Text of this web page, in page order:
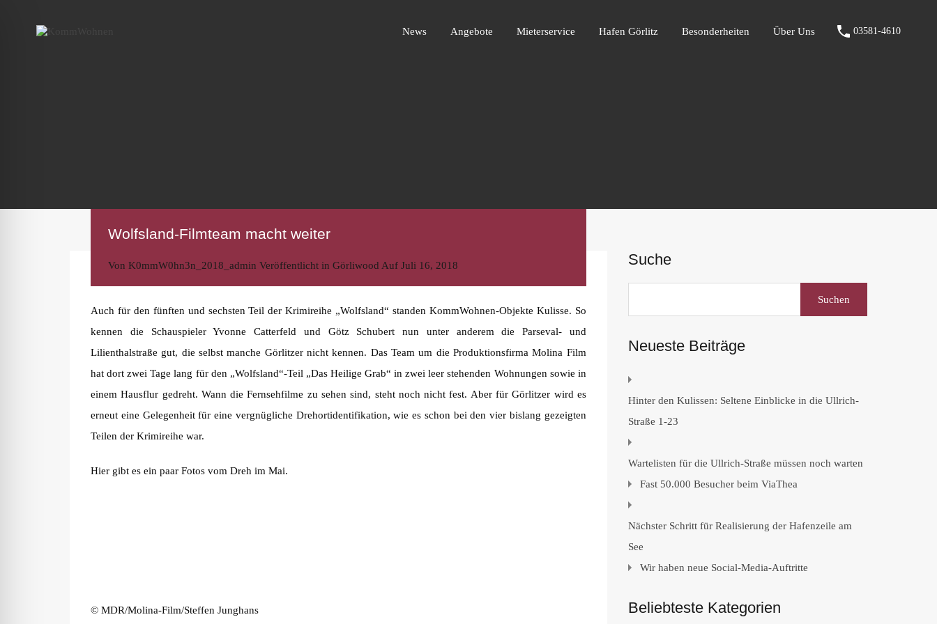
Angebote Mieterservice Hafen Görlitz Besonderheiten Über Uns 03581-4610
News Angebote Mieterservice Hafen Görlitz Besonderheiten Über Uns 03581-4610
Wolfsland-Filmteam macht weiter
Von K0mmW0hn3n_2018_admin Veröffentlicht in Görliwood Auf Juli 16, 2018
Auch für den fünften und sechsten Teil der Krimireihe „Wolfsland“ standen KommWohnen-Objekte Kulisse. So
kennen die Schauspieler Yvonne Catterfeld und Götz Schubert nun unter anderem die Parseval- und
Lilienthalstraße gut, die selbst manche Görlitzer nicht kennen. Das Team um die Produktionsfirma Molina Film
hat dort zwei Tage lang für den „Wolfsland“-Teil „Das Heilige Grab“ in zwei leer stehenden Wohnungen sowie in
einem Hausflur gedreht. Wann die Fernsehfilme zu sehen sind, steht noch nicht fest. Aber für Görlitzer wird es
erneut eine Gelegenheit für eine vergnügliche Drehortidentifikation, wie es schon bei den vier bislang gezeigten
Teilen der Krimireihe war.
Hier gibt es ein paar Fotos vom Dreh im Mai.
© MDR/Molina-Film/Steffen Junghans
Suche
nach:
Neueste Beiträge
Hinter den Kulissen: Seltene Einblicke in die Ullrich-
Straße 1-23
Wartelisten für die Ullrich-Straße müssen noch warten
Fast 50.000 Besucher beim ViaThea
Nächster Schritt für Realisierung der Hafenzeile am
See
Wir haben neue Social-Media-Auftritte
Beliebteste Kategorien